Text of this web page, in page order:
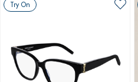
Try On